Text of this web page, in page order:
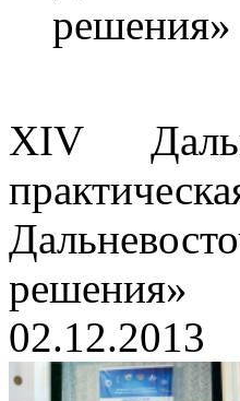
решения»
XIV
решения»
02.12.2013